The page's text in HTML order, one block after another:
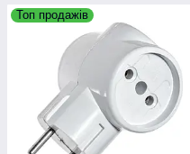
Топ продажів